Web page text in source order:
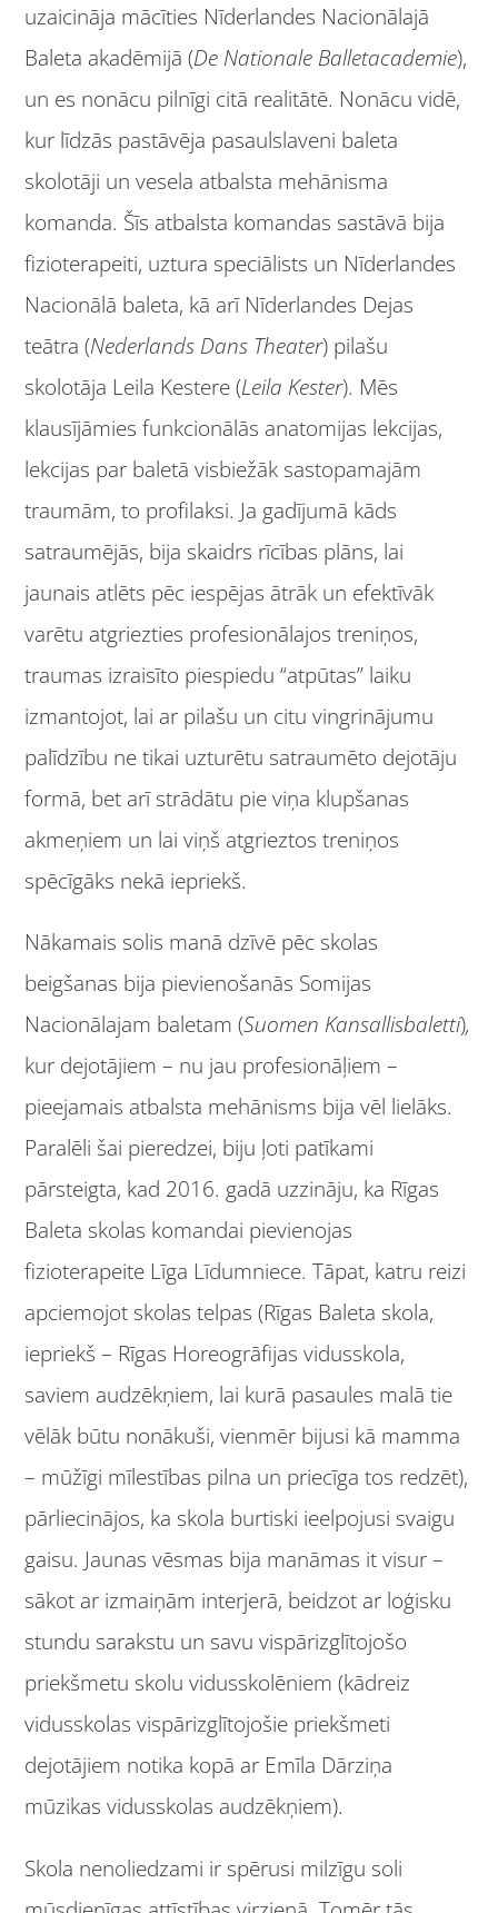
uzaicināja mācīties Nīderlandes Nacionālajā
Baleta akadēmijā (De Nationale Balletacademie),
un es nonācu pilnīgi citā realitātē. Nonācu vidē,
kur līdzās pastāvēja pasaulslaveni baleta
skolotāji un vesela atbalsta mehānisma
komanda. Šīs atbalsta komandas sastāvā bija
fizioterapeiti, uztura speciālists un Nīderlandes
Nacionālā baleta, kā arī Nīderlandes Dejas
teātra (Nederlands Dans Theater) pilašu
skolotāja Leila Kestere (Leila Kester). Mēs
klausījāmies funkcionālās anatomijas lekcijas,
lekcijas par baletā visbiežāk sastopamajām
traumām, to profilaksi. Ja gadījumā kāds
satraumējās, bija skaidrs rīcības plāns, lai
jaunais atlēts pēc iespējas ātrāk un efektīvāk
varētu atgriezties profesionālajos treniņos,
traumas izraisīto piespiedu “atpūtas” laiku
izmantojot, lai ar pilašu un citu vingrinājumu
palīdzību ne tikai uzturētu satraumēto dejotāju
formā, bet arī strādātu pie viņa klupšanas
akmeņiem un lai viņš atgrieztos treniņos
spēcīgāks nekā iepriekš.
Nākamais solis manā dzīvē pēc skolas
beigšanas bija pievienošanās Somijas
Nacionālajam baletam (Suomen Kansallisbaletti),
kur dejotājiem – nu jau profesionāļiem –
pieejamais atbalsta mehānisms bija vēl lielāks.
Paralēli šai pieredzei, biju ļoti patīkami
pārsteigta, kad 2016. gadā uzzināju, ka Rīgas
Baleta skolas komandai pievienojas
fizioterapeite Līga Līdumniece. Tāpat, katru reizi
apciemojot skolas telpas (Rīgas Baleta skola,
iepriekš – Rīgas Horeogrāfijas vidusskola,
saviem audzēkņiem, lai kurā pasaules malā tie
vēlāk būtu nonākuši, vienmēr bijusi kā mamma
– mūžīgi mīlestības pilna un priecīga tos redzēt),
pārliecinājos, ka skola burtiski ieelpojusi svaigu
gaisu. Jaunas vēsmas bija manāmas it visur –
sākot ar izmaiņām interjerā, beidzot ar loģisku
stundu sarakstu un savu vispārizglītojošo
priekšmetu skolu vidusskolēniem (kādreiz
vidusskolas vispārizglītojošie priekšmeti
dejotājiem notika kopā ar Emīla Dārziņa
mūzikas vidusskolas audzēkņiem).
Skola nenoliedzami ir spērusi milzīgu soli